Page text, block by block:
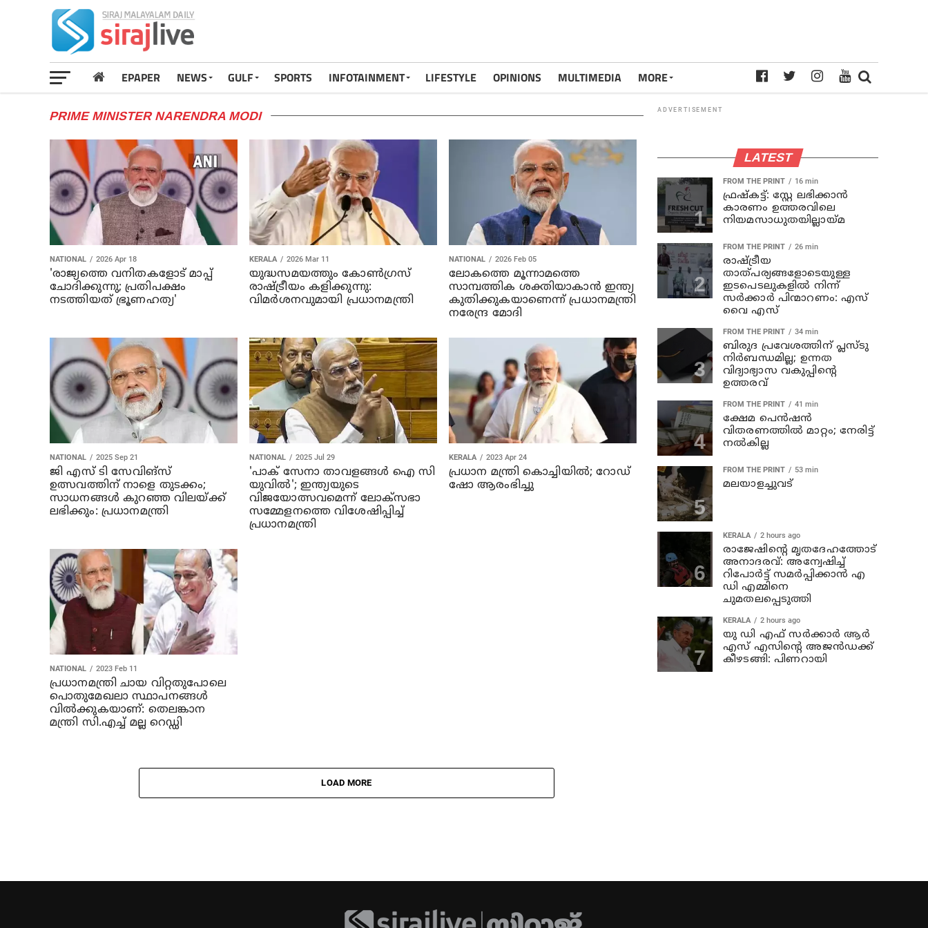
EPAPER NEWS GULF SPORTS INFOTAINMENT LIFESTYLE OPINIONS MULTIMEDIA MORE
PRIME MINISTER NARENDRA MODI
NATIONAL 2026 Apr 18
'രാജ്യത്തെ വനിതകളോട് മാപ്പ്
ചോദിക്കുന്നു; പ്രതിപക്ഷം
നടത്തിയത് ഭ്രൂണഹത്യ'
KERALA 2026 Mar 11
യുദ്ധസമയത്തും കോണ്‍ഗ്രസ്
രാഷ്ട്രീയം കളിക്കുന്നു:
വിമർശനവുമായി പ്രധാനമന്ത്രി
NATIONAL 2026 Feb 05
ലോകത്തെ മൂന്നാമത്തെ
സാമ്പത്തിക ശക്തിയാകാന്‍ ഇന്ത്യ
കുതിക്കുകയാണെന്ന് പ്രധാനമന്ത്രി
നരേന്ദ്ര മോദി
NATIONAL 2025 Sep 21
ജി എസ് ടി സേവിങ്‌സ്
ഉത്സവത്തിന് നാളെ തുടക്കം;
സാധനങ്ങള്‍ കുറഞ്ഞ വിലയ്ക്ക്
ലഭിക്കും: പ്രധാനമന്ത്രി
NATIONAL 2025 Jul 29
'പാക് സേനാ താവളങ്ങള്‍ ഐ സി
യുവില്‍'; ഇന്ത്യയുടെ
വിജയോത്സവമെന്ന് ലോക്‌സഭാ
സമ്മേളനത്തെ വിശേഷിപ്പിച്ച്
പ്രധാനമന്ത്രി
KERALA 2023 Apr 24
പ്രധാന മന്ത്രി കൊച്ചിയില്‍; റോഡ്
ഷോ ആരംഭിച്ചു
NATIONAL 2023 Feb 11
പ്രധാനമന്ത്രി ചായ വിറ്റതുപോലെ
പൊതുമേഖലാ സ്ഥാപനങ്ങള്‍
വില്‍ക്കുകയാണ്: തെലങ്കാന
മന്ത്രി സി.എച്ച് മല്ല റെഡ്ഡി
LOAD MORE
ADVERTISEMENT
LATEST
FROM THE PRINT 16 min
ഫ്രഷ്‌കട്ട്: സ്റ്റേ ലഭിക്കാന്‍
കാരണം ഉത്തരവിലെ
നിയമസാധുതയില്ലായ്മ
FROM THE PRINT 26 min
രാഷ്ട്രീയ
താത്പര്യങ്ങളോടെയുള്ള
ഇടപെടലുകളില്‍ നിന്ന്
സര്‍ക്കാര്‍ പിന്മാറണം: എസ്
വൈ എസ്
FROM THE PRINT 34 min
ബിരുദ പ്രവേശത്തിന് പ്ലസ്ടു
നിര്‍ബന്ധമില്ല; ഉന്നത
വിദ്യാഭ്യാസ വകുപ്പിന്റെ
ഉത്തരവ്
FROM THE PRINT 41 min
ക്ഷേമ പെന്‍ഷന്‍
വിതരണത്തില്‍ മാറ്റം; നേരിട്ട്
നല്‍കില്ല
FROM THE PRINT 53 min
മലയാളച്ചുവട്
KERALA 2 hours ago
രാജേഷിന്റെ മൃതദേഹത്തോട്
അനാദരവ്: അന്വേഷിച്ച്
റിപോര്‍ട്ട് സമര്‍പ്പിക്കാന്‍ എ
ഡി എമ്മിനെ
ചുമതലപ്പെടുത്തി
KERALA 2 hours ago
യു ഡി എഫ് സര്‍ക്കാര്‍ ആര്‍
എസ് എസിന്റെ അജന്‍ഡക്ക്‌
കീഴടങ്ങി: പിണറായി